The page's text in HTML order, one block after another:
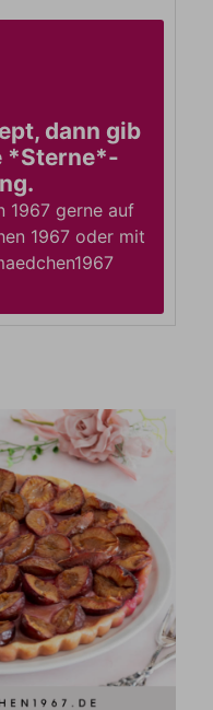
dann gib
*Sterne*-
1967 gerne auf
1967 oder mit